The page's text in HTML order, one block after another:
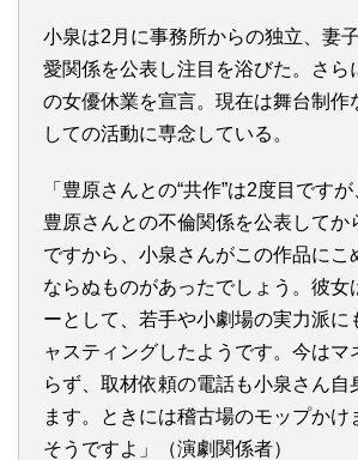
小泉は2月に事務所からの独立、妻
愛関係を公表し注目を浴びた。さら
の女優休業を宣言。現在は舞台制作
しての活動に専念している。
「豊原さんとの“共作”は2度目です
豊原さんとの不倫関係を公表してか
ですから、小泉さんがこの作品にこ
ならぬものがあったでしょう。彼女
ーとして、若手や小劇場の実力派に
ャスティングしたようです。今はマ
らず、取材依頼の電話も小泉さん自
ます。ときには稽古場のモップかけ
そうですよ」（演劇関係者）